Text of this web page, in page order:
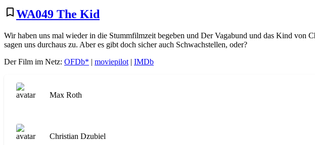
Anders
als
Andern
bookmark_border WA049 The Kid
Wir haben uns mal wieder in die Stummfilmzeit begeben und Der Vagabund und das Kind von
sagen uns durchaus zu. Aber es gibt doch sicher auch Schwachstellen, oder?
Der Film im Netz: OFDb* | moviepilot | IMDb
Max Roth
Christian Dzubiel